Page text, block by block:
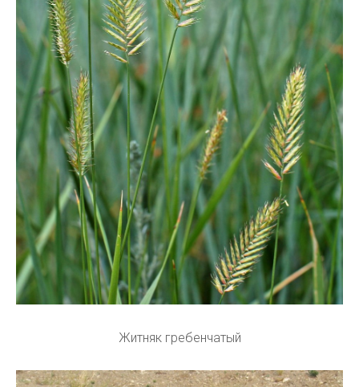
Житняк гребенчатый